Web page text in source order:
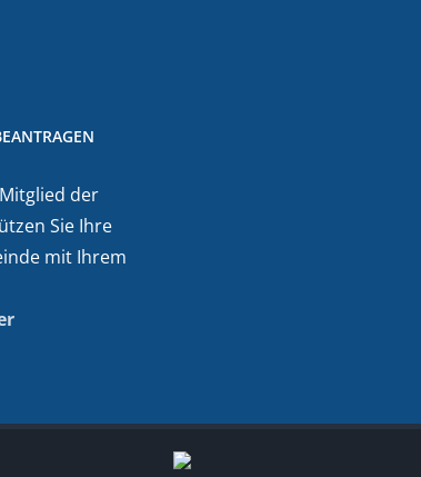
der
Sie Ihre
mit Ihrem